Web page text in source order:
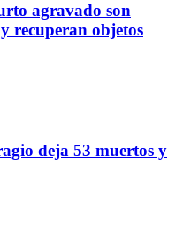
agravado son
recuperan objetos
deja 53 muertos y